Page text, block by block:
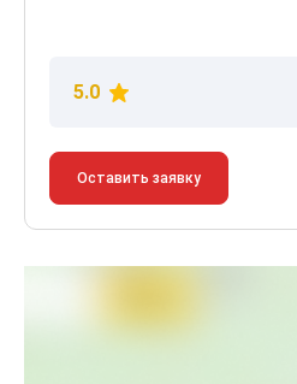
5.0
Оставить заявку